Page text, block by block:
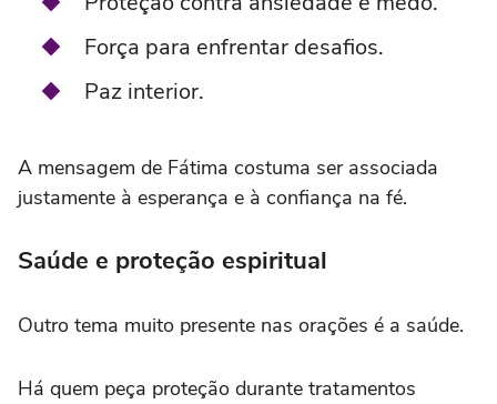
Força para enfrentar desafios.
Paz interior.
A mensagem de Fátima costuma ser associada
justamente à esperança e à confiança na fé.
Saúde e proteção espiritual
Outro tema muito presente nas orações é a saúde.
Há quem peça proteção durante tratamentos